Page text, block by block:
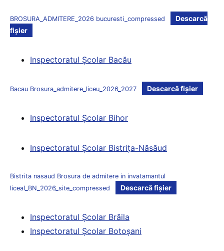
BROSURA_ADMITERE_2026 bucuresti_compressed
Descarcă
fișier
Inspectoratul Şcolar Bacău
Bacau Brosura_admitere_liceu_2026_2027 Descarcă fișier
Inspectoratul Şcolar Bihor
Inspectoratul Şcolar Bistriţa-Năsăud
Bistrita nasaud Brosura de admitere in invatamantul
liceal_BN_2026_site_compressed
Descarcă fișier
Inspectoratul Şcolar Brăila
Inspectoratul Şcolar Botoşani